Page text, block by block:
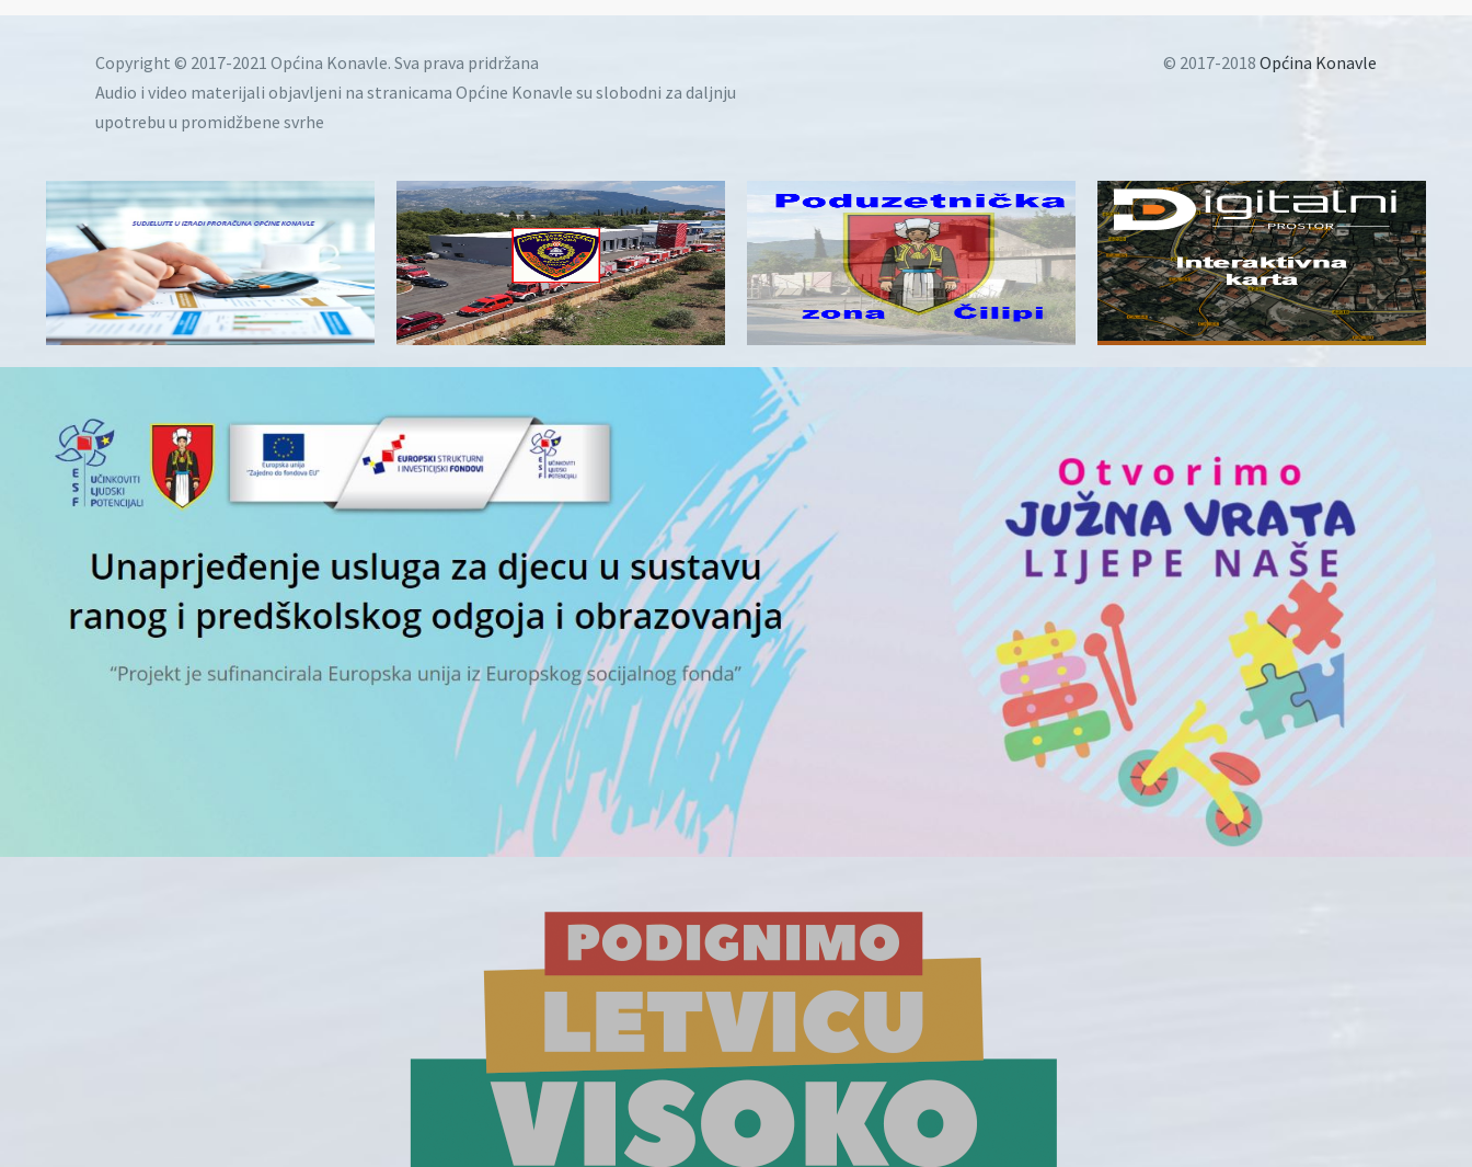
Copyright © 2017-2021 Općina Konavle. Sva prava pridržana
Audio i video materijali objavljeni na stranicama Općine Konavle su slobodni za daljnju
upotrebu u promidžbene svrhe
© 2017-2018 Općina Konavle